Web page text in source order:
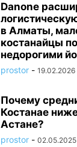
Danone
в Алматы,
костанайцы
недорогими
prostor - 19.02.2026
Почему
Костанае
Астане?
prostor - 02.05.2025